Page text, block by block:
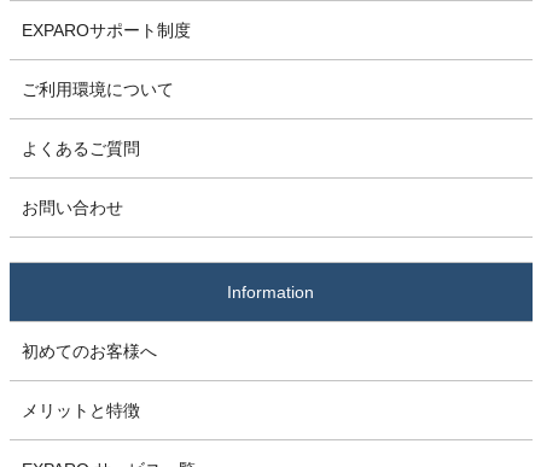
EXPAROサポート制度
ご利用環境について
よくあるご質問
お問い合わせ
Information
初めてのお客様へ
メリットと特徴